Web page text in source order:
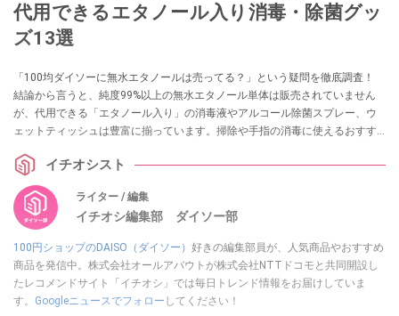
代用できるエタノール入り消毒・除菌グッ
ズ13選
「100均ダイソーに無水エタノールは売ってる？」という疑問を徹底調査！
結論から言うと、純度99%以上の無水エタノール単体は販売されていません
が、代用できる「エタノール入り」の消毒液やアルコール除菌スプレー、ウ
ェットティッシュは豊富に揃っています。掃除や手指の消毒に使えるおすす
イチオシスト
ライター / 編集
イチオシ編集部 ダイソー部
100円ショップのDAISO（ダイソー） 好きの編集部員が、人気商品やおすすめ
商品を発信中。株式会社オールアバウトが株式会社NTTドコモと共同開設し
たレコメンドサイト「イチオシ」では毎日トレンド情報をお届けしていま
す。 Googleニュースでフォロー してください！